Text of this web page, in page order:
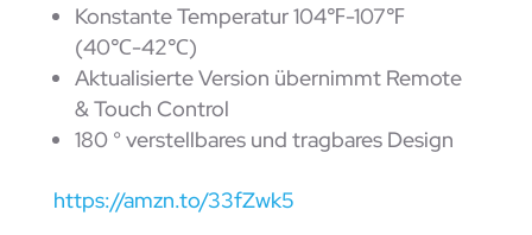
Konstante Temperatur 104℉-107℉
(40℃-42℃)
Aktualisierte Version übernimmt Remote
& Touch Control
180 ° verstellbares und tragbares Design
https://amzn.to/33fZwk5